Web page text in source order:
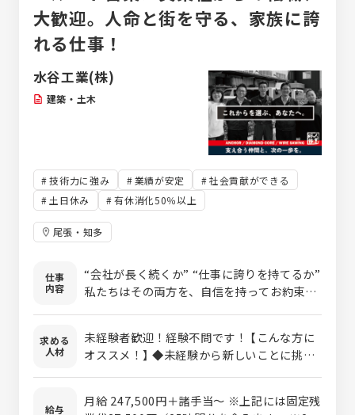
データとして可視化・分析します。
大歓迎。人命と街を守る、家族に誇
れる仕事！
水谷工業(株)
建築・土木
技術力に強み 業績が安定
社会貢献ができる
土日休み
有休消化50％以上
尾張・知多
仕事
内容
“会社が長く続くか” “仕事に誇りを持てるか”
私たちはその両方を、自信を持ってお約束し
人々の命と暮らしを支える仕事。 完成した建
物は街に残り、何十年も人を守り続けます。
家族や友人に胸を張って語れる仕事です。 そ
して耐震補強は、『社会インフラの必須業
求める
人材
未経験者歓迎！経験不問です！ 【こんな方に
オススメ！】 ◆未経験から新しいことに挑戦
たい方 ◆一生モノのスキルを身に着けたい方
給与
月給 247,500円＋諸手当～ ※上記には固定残